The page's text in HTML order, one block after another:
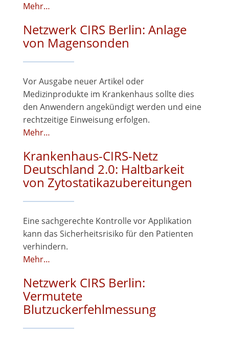
Mehr…
Netzwerk CIRS Berlin: Anlage
von Magensonden
Vor Ausgabe neuer Artikel oder
Medizinprodukte im Krankenhaus sollte dies
den Anwendern angekündigt werden und eine
rechtzeitige Einweisung erfolgen.
Mehr…
Krankenhaus-CIRS-Netz
Deutschland 2.0: Haltbarkeit
von Zytostatikazubereitungen
Eine sachgerechte Kontrolle vor Applikation
kann das Sicherheitsrisiko für den Patienten
verhindern.
Mehr…
Netzwerk CIRS Berlin:
Vermutete
Blutzuckerfehlmessung